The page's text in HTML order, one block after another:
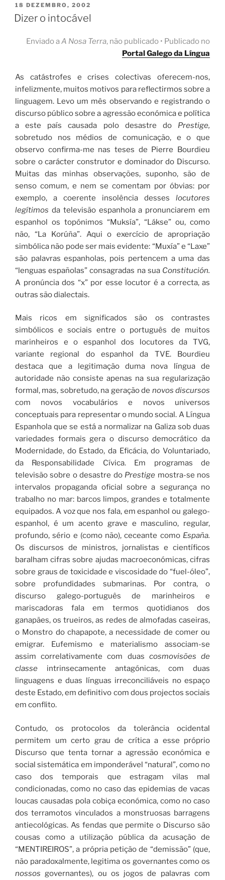
POSTED
ON
18 DEZEMBRO, 2002
Dizer o intocável
Enviado a A Nosa Terra, não publicado • Publicado no
Portal Galego da Língua
As catástrofes e crises colectivas oferecem-nos,
infelizmente, muitos motivos para reflectirmos sobre a
linguagem. Levo um mês observando e registrando o
discurso público sobre a agressão económica e política
a este país causada polo desastre do Prestige,
sobretudo nos médios de comunicação, e o que
observo confirma-me nas teses de Pierre Bourdieu
sobre o carácter construtor e dominador do Discurso.
Muitas das minhas observações, suponho, são de
senso comum, e nem se comentam por óbvias: por
exemplo, a coerente insolência desses locutores
legítimos da televisão espanhola a pronunciarem em
espanhol os topónimos “Muksía”, “Lákse” ou, como
não, “La Korúña”. Aqui o exercício de apropriação
simbólica não pode ser mais evidente: “Muxía” e “Laxe”
são palavras espanholas, pois pertencem a uma das
“lenguas españolas” consagradas na sua Constitución.
A pronúncia dos “x” por esse locutor é a correcta, as
outras são dialectais.
Mais ricos em significados são os contrastes
simbólicos e sociais entre o português de muitos
marinheiros e o espanhol dos locutores da TVG,
variante regional do espanhol da TVE. Bourdieu
destaca que a legitimação duma nova língua de
autoridade não consiste apenas na sua regularização
formal, mas, sobretudo, na geração de novos discursos
com novos vocabulários e novos universos
conceptuais para representar o mundo social. A Língua
Espanhola que se está a normalizar na Galiza sob duas
variedades formais gera o discurso democrático da
Modernidade, do Estado, da Eficácia, do Voluntariado,
da Responsabilidade Cívica. Em programas de
televisão sobre o desastre do Prestige mostra-se nos
intervalos propaganda oficial sobre a segurança no
trabalho no mar: barcos limpos, grandes e totalmente
equipados. A voz que nos fala, em espanhol ou galego-
espanhol, é um acento grave e masculino, regular,
profundo, sério e (como não), ceceante como España.
Os discursos de ministros, jornalistas e científicos
baralham cifras sobre ajudas macroeconómicas, cifras
sobre graus de toxicidade e viscosidade do “fuel-óleo”,
sobre profundidades submarinas. Por contra, o
discurso galego-português de marinheiros e
mariscadoras fala em termos quotidianos dos
ganapães, os trueiros, as redes de almofadas caseiras,
o Monstro do chapapote, a necessidade de comer ou
emigrar. Eufemismo e materialismo associam-se
assim correlativamente com duas cosmovisões de
classe intrinsecamente antagónicas, com duas
linguagens e duas línguas irreconciliáveis no espaço
deste Estado, em definitivo com dous projectos sociais
em conflito.
Contudo, os protocolos da tolerância ocidental
permitem um certo grau de crítica a esse próprio
Discurso que tenta tornar a agressão económica e
social sistemática em imponderável “natural”, como no
caso dos temporais que estragam vilas mal
condicionadas, como no caso das epidemias de vacas
loucas causadas pola cobiça económica, como no caso
dos terramotos vinculados a monstruosas barragens
antiecológicas. As fendas que permite o Discurso são
cousas como a utilização pública da acusação de
“MENTIREIROS”, a própria petição de “demissão” (que,
não paradoxalmente, legitima os governantes como os
nossos governantes), ou os jogos de palavras com